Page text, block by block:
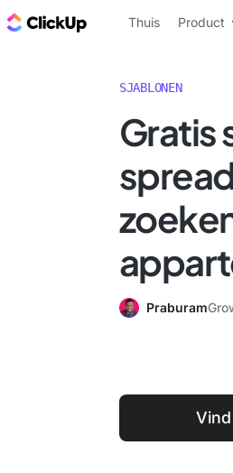
ClickUp Blog
Thuis Product
SJABLONEN
Gratis
Praburam